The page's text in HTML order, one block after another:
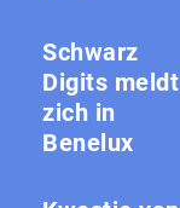
Schwarz
Digits meldt
zich in
Benelux